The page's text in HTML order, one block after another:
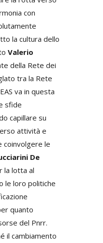
con
la cultura dello
Valerio
della Rete dei
tra la Rete
va in questa
sfide
capillare su
attività e
coinvolgere le
De
la lotta al
le loro politiche
quanto
del Pnrr.
il cambiamento